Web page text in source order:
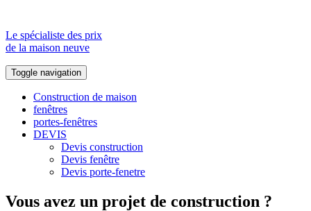
Le spécialiste des prix
de la maison neuve
Toggle navigation
Construction de maison
fenêtres
portes-fenêtres
DEVIS
Devis construction
Devis fenêtre
Devis porte-fenetre
Vous avez un projet de construction ?